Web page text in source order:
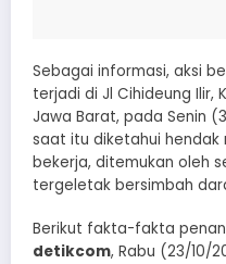
Sebagai informasi, aksi
terjadi di Jl Cihideung Ilir,
Jawa Barat, pada Senin
saat itu diketahui
bekerja, ditemukan oleh
tergeletak bersimbah
Berikut fakta-fakta
detikcom, Rabu (23/10/